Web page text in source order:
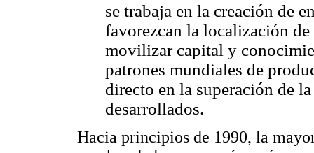
se trabaja en la creación de
favorezcan la localización
movilizar capital y
patrones mundiales de
directo en la superación de
desarrollados.
Hacia principios de 1990, la